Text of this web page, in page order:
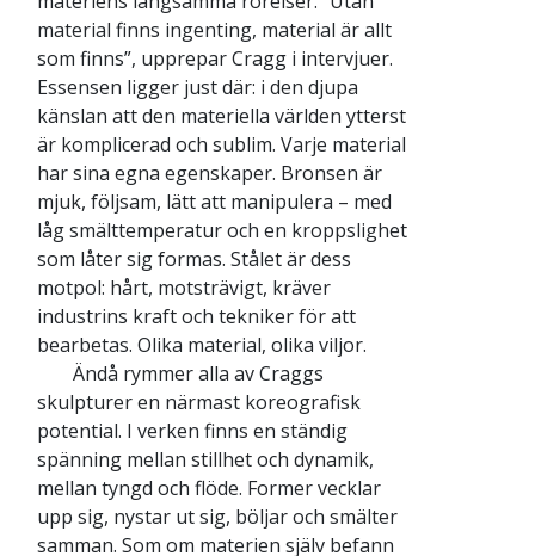
material finns ingenting, material är allt
som finns”, upprepar Cragg i intervjuer.
Essensen ligger just där: i den djupa
känslan att den materiella världen ytterst
är komplicerad och sublim. Varje material
har sina egna egenskaper. Bronsen är
mjuk, följsam, lätt att manipulera – med
låg smälttemperatur och en kroppslighet
som låter sig formas. Stålet är dess
motpol: hårt, motsträvigt, kräver
industrins kraft och tekniker för att
bearbetas. Olika material, olika viljor.
Ändå rymmer alla av Craggs
skulpturer en närmast koreografisk
potential. I verken finns en ständig
spänning mellan stillhet och dynamik,
mellan tyngd och flöde. Former vecklar
upp sig, nystar ut sig, böljar och smälter
samman. Som om materien själv befann